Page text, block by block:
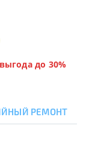
до 30%
РЕМОНТ